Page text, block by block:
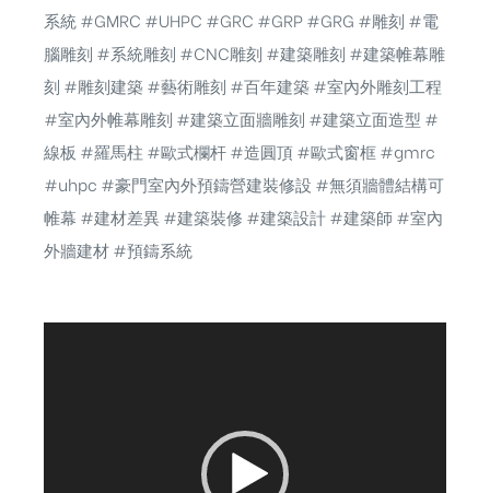
系統 #GMRC #UHPC #GRC #GRP #GRG #雕刻 #電
腦雕刻 #系統雕刻 #CNC雕刻 #建築雕刻 #建築帷幕雕
刻 #雕刻建築 #藝術雕刻 #百年建築 #室內外雕刻工程
#室內外帷幕雕刻 #建築立面牆雕刻 #建築立面造型 #
線板 #羅馬柱 #歐式欄杆 #造圓頂 #歐式窗框 #gmrc
#uhpc #豪門室內外預鑄營建裝修設 #無須牆體結構可
帷幕 #建材差異 #建築裝修 #建築設計 #建築師 #室內
外牆建材 #預鑄系統